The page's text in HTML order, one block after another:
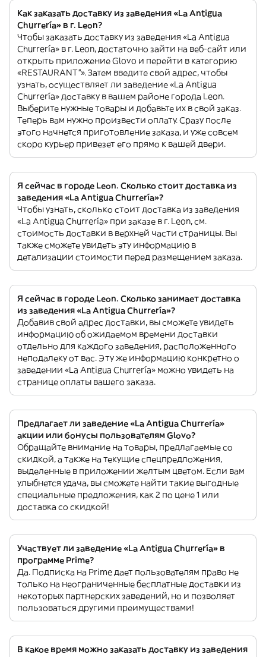
Как заказать доставку из заведения «La Antigua
Churrería» в г. Leon?
Чтобы заказать доставку из заведения «La Antigua
Churrería» в г. Leon, достаточно зайти на веб-сайт или
открыть приложение Glovo и перейти в категорию
«RESTAURANT”». Затем введите свой адрес, чтобы
узнать, осуществляет ли заведение «La Antigua
Churrería» доставку в вашем районе города Leon.
Выберите нужные товары и добавьте их в свой заказ.
Теперь вам нужно произвести оплату. Сразу после
этого начнется приготовление заказа, и уже совсем
скоро курьер привезет его прямо к вашей двери.
Я сейчас в городе Leon. Сколько стоит доставка из
заведения «La Antigua Churrería»?
Чтобы узнать, сколько стоит доставка из заведения
«La Antigua Churrería» при заказе в г. Leon, см.
стоимость доставки в верхней части страницы. Вы
также сможете увидеть эту информацию в
детализации стоимости перед размещением заказа.
Я сейчас в городе Leon. Сколько занимает доставка
из заведения «La Antigua Churrería»?
Добавив свой адрес доставки, вы сможете увидеть
информацию об ожидаемом времени доставки
отдельно для каждого заведения, расположенного
неподалеку от вас. Эту же информацию конкретно о
заведении «La Antigua Churrería» можно увидеть на
странице оплаты вашего заказа.
Предлагает ли заведение «La Antigua Churrería»
акции или бонусы пользователям Glovo?
Обращайте внимание на товары, предлагаемые со
скидкой, а также на текущие спецпредложения,
выделенные в приложении желтым цветом. Если вам
улыбнется удача, вы сможете найти такие выгодные
специальные предложения, как 2 по цене 1 или
доставка со скидкой!
Участвует ли заведение «La Antigua Churrería» в
программе Prime?
Да. Подписка на Prime дает пользователям право не
только на неограниченные бесплатные доставки из
некоторых партнерских заведений, но и позволяет
пользоваться другими преимуществами!
В какое время можно заказать доставку из заведения